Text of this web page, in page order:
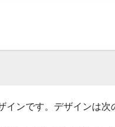
ンです。デザインは次